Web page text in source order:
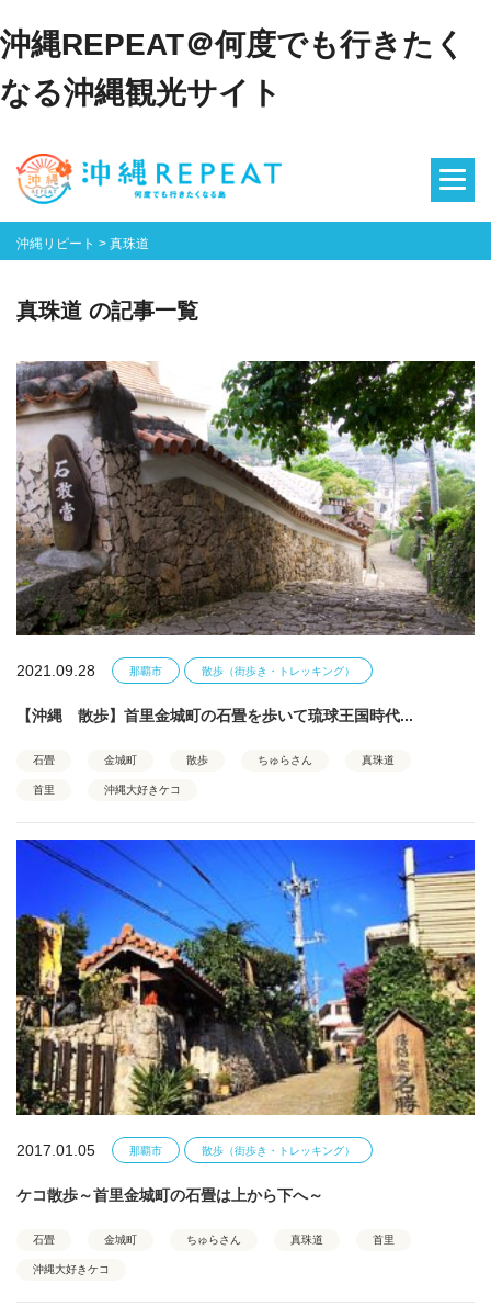
沖縄REPEAT＠何度でも行きたく
なる沖縄観光サイト
沖縄リピート > 真珠道
真珠道 の記事一覧
2021.09.28 那覇市 散歩（街歩き・トレッキング）
【沖縄 散歩】首里金城町の石畳を歩いて琉球王国時代...
石畳 金城町 散歩 ちゅらさん 真珠道
首里 沖縄大好きケコ
2017.01.05 那覇市 散歩（街歩き・トレッキング）
ケコ散歩～首里金城町の石畳は上から下へ～
石畳 金城町 ちゅらさん 真珠道 首里
沖縄大好きケコ